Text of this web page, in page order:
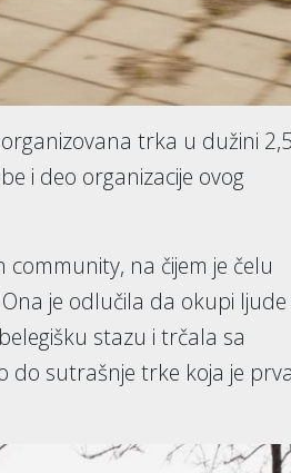
trka u dužini
i deo organizacije ovog
na čijem je čelu
je odlučila da okupi ljude
stazu i trčala sa
do sutrašnje trke koja je